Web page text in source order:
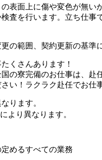
表面上に傷や変色が無
査を行います。立ち仕
の範囲、契約更新の基準
くさんあります！
の寮完備のお仕事は、赴
い！ラクラク赴任でお仕
ります。
より異なります。
めるすべての業務